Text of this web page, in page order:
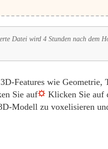
Datei wird 4 Stunden nach dem
Features wie Geometrie,
Sie auf
Klicken Sie auf
Modell zu voxelisieren